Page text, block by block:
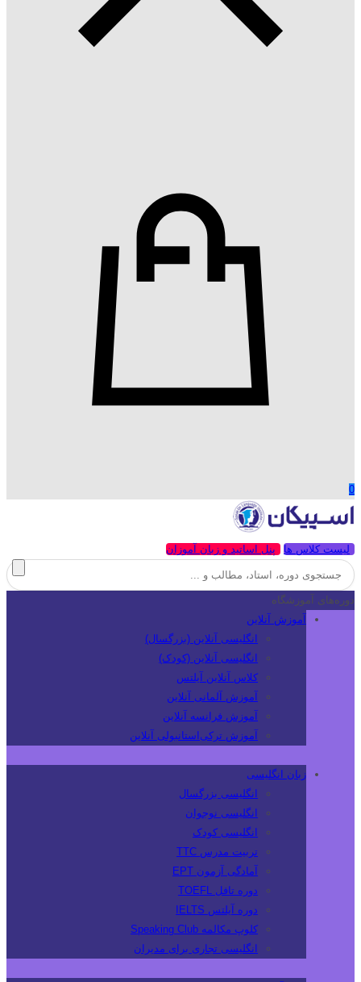
0
لیست کلاس ها پنل اساتید و زبان آموزان
دوره‌های آموزشگاه
آموزش آنلاین
انگلیسی آنلاین (بزرگسال)
انگلیسی آنلاین (کودک)
کلاس آنلاین آیلتس
آموزش آلمانی آنلاین
آموزش فرانسه آنلاین
آموزش ترکی‌استانبولی آنلاین
زبان انگلیسی
انگلیسی بزرگسال
انگلیسی نوجوان
انگلیسی کودک
تربیت مدرس TTC
آمادگی آزمون EPT
دوره تافل TOEFL
دوره آیلتس IELTS
کلوپ مکالمه Speaking Club
انگلیسی تجاری برای مدیران